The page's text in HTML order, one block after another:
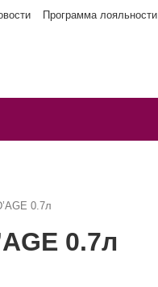
Программа лояльности
0.7л
0.7л